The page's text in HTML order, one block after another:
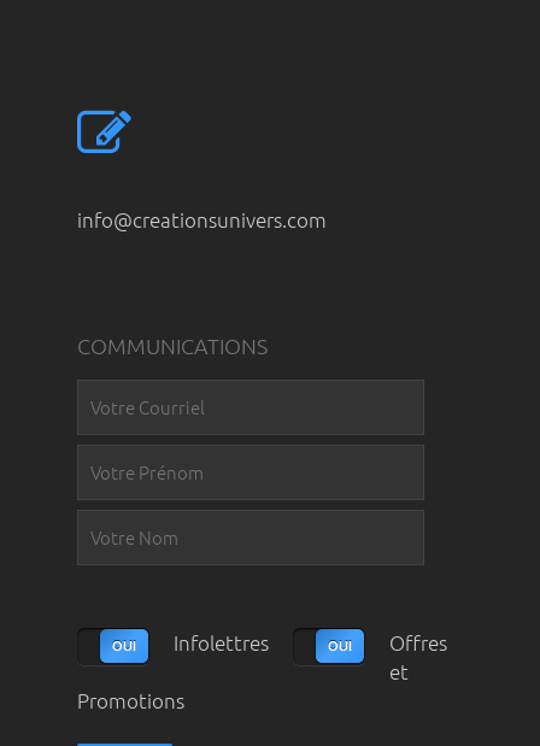
info@creationsunivers.com
COMMUNICATIONS
Infolettres
Offres
et
Promotions